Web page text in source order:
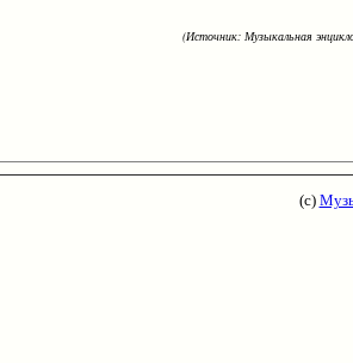
(Источник: Музыкальная
(с)